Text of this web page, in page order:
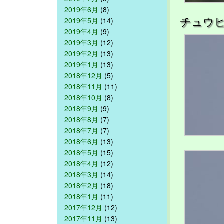
2019年6月 (8)
2019年5月 (14)
2019年4月 (9)
2019年3月 (12)
2019年2月 (13)
2019年1月 (13)
2018年12月 (5)
2018年11月 (11)
2018年10月 (8)
2018年9月 (9)
2018年8月 (7)
2018年7月 (7)
2018年6月 (13)
2018年5月 (15)
2018年4月 (12)
2018年3月 (14)
2018年2月 (18)
2018年1月 (11)
2017年12月 (12)
2017年11月 (13)
チュウ